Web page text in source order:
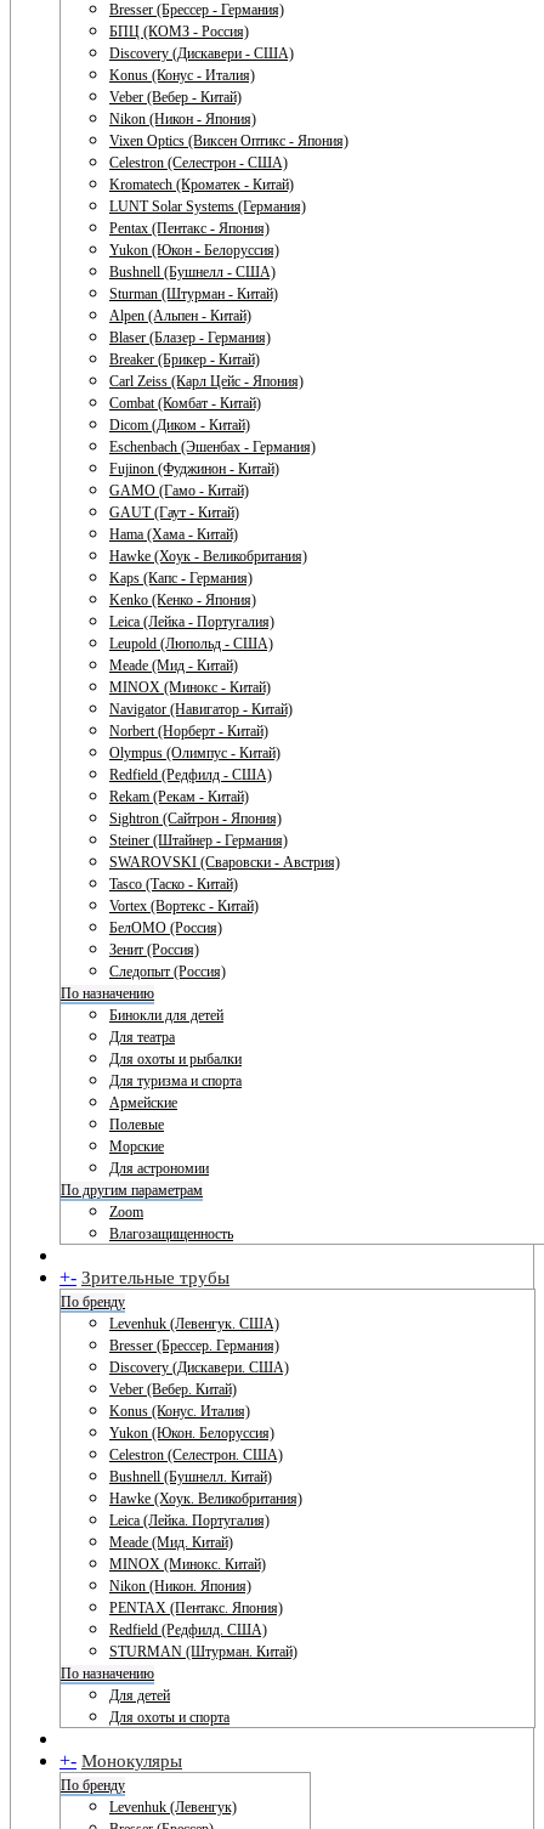
Bresser (Брессер - Германия)
БПЦ (КОМЗ - Россия)
Discovery (Дискавери - США)
Konus (Конус - Италия)
Veber (Вебер - Китай)
Nikon (Никон - Япония)
Vixen Optics (Виксен Оптикс - Япония)
Celestron (Селестрон - США)
Kromatech (Кроматек - Китай)
LUNT Solar Systems (Германия)
Pentax (Пентакс - Япония)
Yukon (Юкон - Белоруссия)
Bushnell (Бушнелл - США)
Sturman (Штурман - Китай)
Alpen (Альпен - Китай)
Blaser (Блазер - Германия)
Breaker (Брикер - Китай)
Carl Zeiss (Карл Цейс - Япония)
Combat (Комбат - Китай)
Dicom (Диком - Китай)
Eschenbach (Эшенбах - Германия)
Fujinon (Фуджинон - Китай)
GAMO (Гамо - Китай)
GAUT (Гаут - Китай)
Hama (Хама - Китай)
Hawke (Хоук - Великобритания)
Kaps (Капс - Германия)
Kenko (Кенко - Япония)
Leica (Лейка - Португалия)
Leupold (Люпольд - США)
Meade (Мид - Китай)
MINOX (Минокс - Китай)
Navigator (Навигатор - Китай)
Norbert (Норберт - Китай)
Olympus (Олимпус - Китай)
Redfield (Редфилд - США)
Rekam (Рекам - Китай)
Sightron (Сайтрон - Япония)
Steiner (Штайнер - Германия)
SWAROVSKI (Сваровски - Австрия)
Tasco (Таско - Китай)
Vortex (Вортекс - Китай)
БелОМО (Россия)
Зенит (Россия)
Следопыт (Россия)
По назначению
Бинокли для детей
Для театра
Для охоты и рыбалки
Для туризма и спорта
Армейские
Полевые
Морские
Для астрономии
По другим параметрам
Zoom
Влагозащищенность
+- Зрительные трубы
По бренду
Levenhuk (Левенгук. США)
Bresser (Брессер. Германия)
Discovery (Дискавери. США)
Veber (Вебер. Китай)
Konus (Конус. Италия)
Yukon (Юкон. Белоруссия)
Celestron (Селестрон. США)
Bushnell (Бушнелл. Китай)
Hawke (Хоук. Великобритания)
Leica (Лейка. Португалия)
Meade (Мид. Китай)
MINOX (Минокс. Китай)
Nikon (Никон. Япония)
PENTAX (Пентакс. Япония)
Redfield (Редфилд. США)
STURMAN (Штурман. Китай)
По назначению
Для детей
Для охоты и спорта
+- Монокуляры
По бренду
Levenhuk (Левенгук)